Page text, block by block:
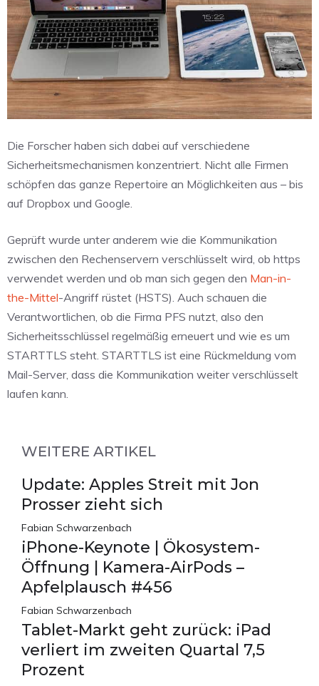
Die Forscher haben sich dabei auf verschiedene
Sicherheitsmechanismen konzentriert. Nicht alle Firmen
schöpfen das ganze Repertoire an Möglichkeiten aus – bis
auf Dropbox und Google.
Geprüft wurde unter anderem wie die Kommunikation
zwischen den Rechenservern verschlüsselt wird, ob https
verwendet werden und ob man sich gegen den Man-in-
the-Mittel-Angriff rüstet (HSTS). Auch schauen die
Verantwortlichen, ob die Firma PFS nutzt, also den
Sicherheitsschlüssel regelmäßig erneuert und wie es um
STARTTLS steht. STARTTLS ist eine Rückmeldung vom
Mail-Server, dass die Kommunikation weiter verschlüsselt
laufen kann.
WEITERE ARTIKEL
Update: Apples Streit mit Jon
Prosser zieht sich
Fabian Schwarzenbach
iPhone-Keynote | Ökosystem-
Öffnung | Kamera-AirPods –
Apfelplausch #456
Fabian Schwarzenbach
Tablet-Markt geht zurück: iPad
verliert im zweiten Quartal 7,5
Prozent